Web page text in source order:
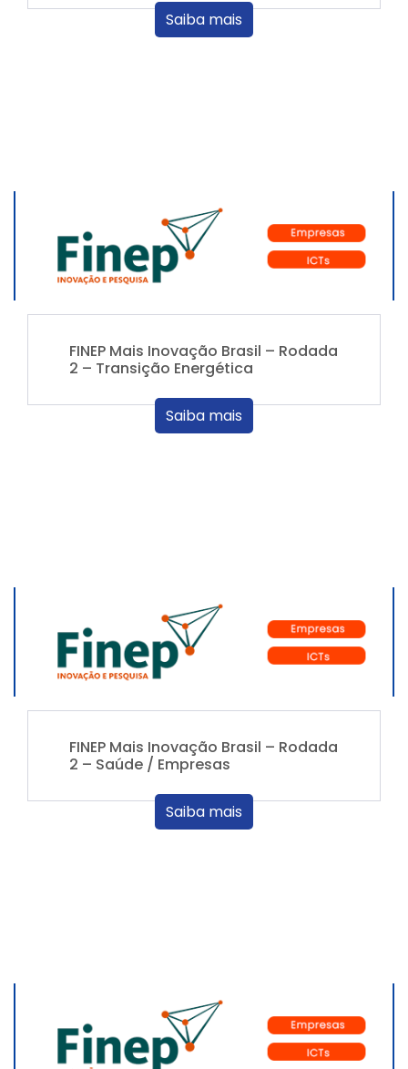
Saiba mais
FINEP Mais Inovação Brasil – Rodada
2 – Transição Energética
Saiba mais
FINEP Mais Inovação Brasil – Rodada
2 – Saúde / Empresas
Saiba mais